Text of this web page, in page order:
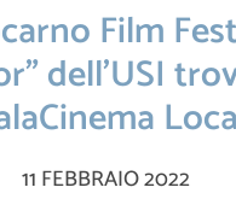
Film
dell'USI
11 FEBBRAIO 2022